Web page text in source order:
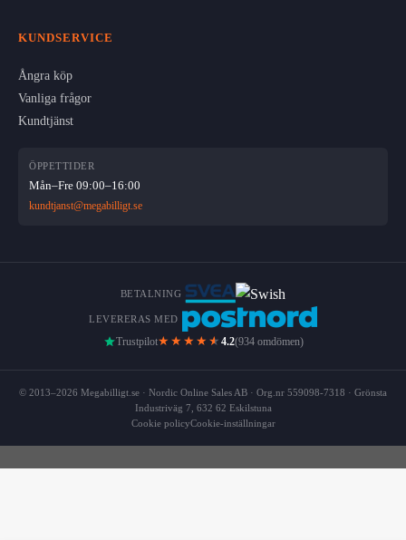
KUNDSERVICE
Ångra köp
Vanliga frågor
Kundtjänst
ÖPPETTIDER
Mån–Fre 09:00–16:00
kundtjanst@megabilligt.se
BETALNING
LEVERERAS MED
Trustpilot★★★★ ★ 4.2(934 omdömen)
© 2013–2026 Megabilligt.se · Nordic Online Sales AB · Org.nr 559098-7318 · Grönsta
Industriväg 7, 632 62 Eskilstuna
Cookie policyCookie-inställningar